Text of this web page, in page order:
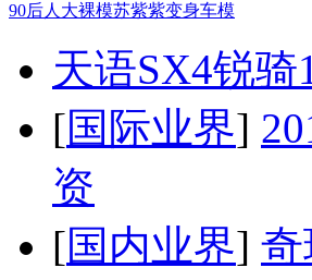
90后人大裸模苏紫紫变身车模
天语SX4锐
[国际业界]
资
[国内业界] 奇